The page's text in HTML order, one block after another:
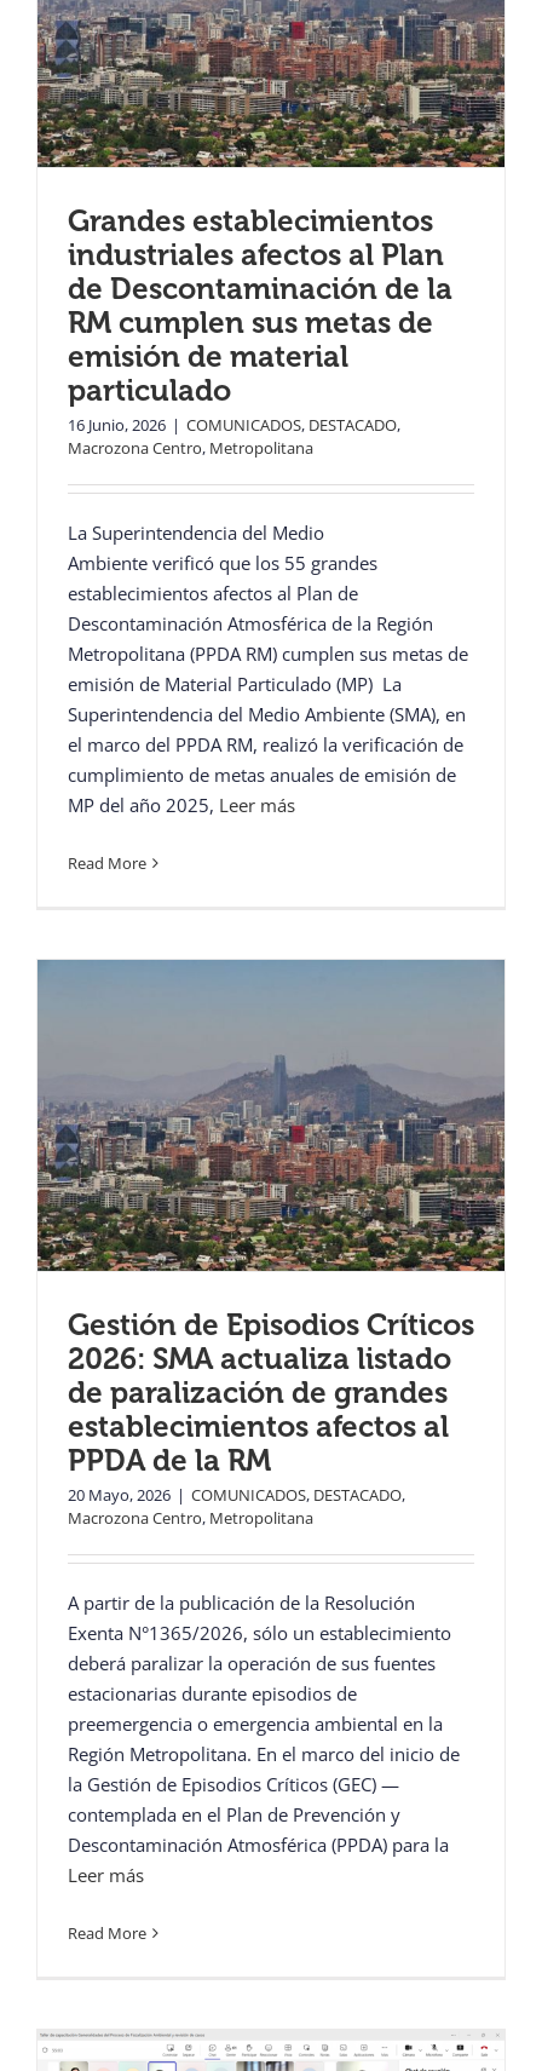
Grandes establecimientos
industriales afectos al Plan
de Descontaminación de la
RM cumplen sus metas de
emisión de material
particulado
16 Junio, 2026 | COMUNICADOS, DESTACADO,
Macrozona Centro, Metropolitana
La Superintendencia del Medio
Ambiente verificó que los 55 grandes
establecimientos afectos al Plan de
Descontaminación Atmosférica de la Región
Metropolitana (PPDA RM) cumplen sus metas de
emisión de Material Particulado (MP) La
Superintendencia del Medio Ambiente (SMA), en
el marco del PPDA RM, realizó la verificación de
cumplimiento de metas anuales de emisión de
MP del año 2025, Leer más
Read More
Gestión de Episodios Críticos
2026: SMA actualiza listado
de paralización de grandes
establecimientos afectos al
PPDA de la RM
20 Mayo, 2026 | COMUNICADOS, DESTACADO,
Macrozona Centro, Metropolitana
A partir de la publicación de la Resolución
Exenta N°1365/2026, sólo un establecimiento
deberá paralizar la operación de sus fuentes
estacionarias durante episodios de
preemergencia o emergencia ambiental en la
Región Metropolitana. En el marco del inicio de
la Gestión de Episodios Críticos (GEC) —
contemplada en el Plan de Prevención y
Descontaminación Atmosférica (PPDA) para la
Leer más
Read More